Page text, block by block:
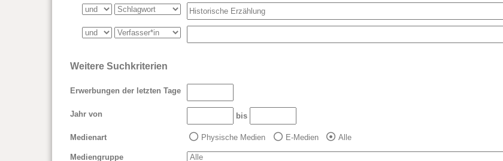
Weitere Suchkriterien
Erwerbungen der letzten Tage
Jahr von bis
Medienart Physische Medien E-Medien Alle
Mediengruppe